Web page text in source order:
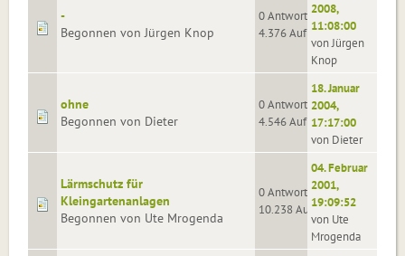
-
Begonnen von Jürgen Knop
0 Antworten
4.376 Aufrufe
2008,
11:08:00
von Jürgen
Knop
ohne
Begonnen von Dieter
0 Antworten
4.546 Aufrufe
18. Januar
2004,
17:17:00
von Dieter
Lärmschutz für
Kleingartenanlagen
Begonnen von Ute Mrogenda
0 Antworten
10.238 Aufrufe
04. Februar
2001,
19:09:52
von Ute
Mrogenda